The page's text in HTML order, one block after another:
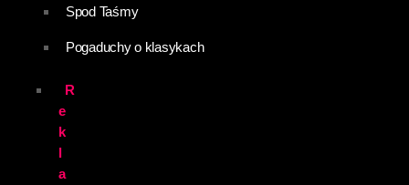
Spod Taśmy
Pogaduchy o klasykach
R
e
k
l
a